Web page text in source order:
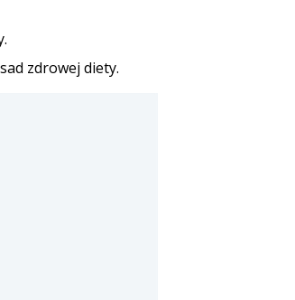
zdrowej diety.